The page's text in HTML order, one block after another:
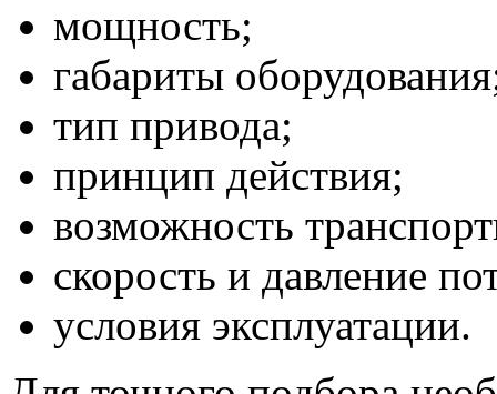
мощность;
габариты
тип привода;
принцип действия;
возможность
скорость и давление
условия эксплуатации.